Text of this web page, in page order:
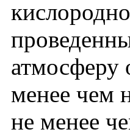
атмосферу
менее чем
не менее